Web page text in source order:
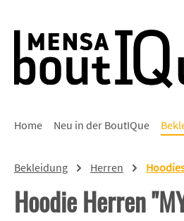
Home Neu in der BoutIQue
Bekleidung Herren
Hoodie Herren